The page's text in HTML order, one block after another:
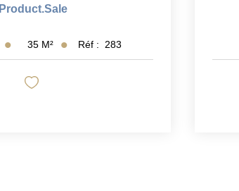
Product.sale
35 M² Réf : 283